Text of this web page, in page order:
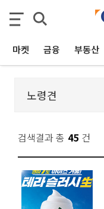
마켓 금융 부동산
검색결과 총 45 건